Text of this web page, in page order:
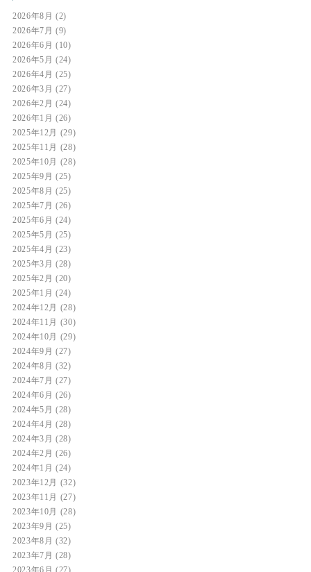
2026年8月 (2)
2026年7月 (9)
2026年6月 (10)
2026年5月 (24)
2026年4月 (25)
2026年3月 (27)
2026年2月 (24)
2026年1月 (26)
2025年12月
(29)
2025年11月
(28)
2025年10月
(28)
2025年9月 (25)
2025年8月 (25)
2025年7月 (26)
2025年6月 (24)
2025年5月 (25)
2025年4月 (23)
2025年3月 (28)
2025年2月 (20)
2025年1月 (24)
2024年12月
(28)
2024年11月
(30)
2024年10月
(29)
2024年9月 (27)
2024年8月 (32)
2024年7月 (27)
2024年6月 (26)
2024年5月 (28)
2024年4月 (28)
2024年3月 (28)
2024年2月 (26)
2024年1月 (24)
2023年12月
(32)
2023年11月
(27)
2023年10月
(28)
2023年9月 (25)
2023年8月 (32)
2023年7月 (28)